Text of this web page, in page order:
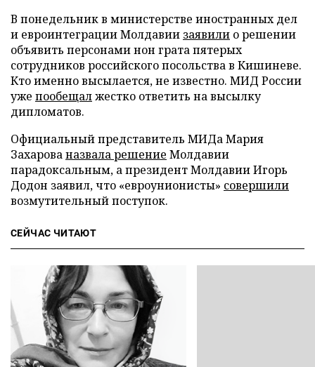
В понедельник в министерстве иностранных дел
и евроинтеграции Молдавии заявили о решении
объявить персонами нон грата пятерых
сотрудников российского посольства в Кишиневе.
Кто именно высылается, не известно. МИД России
уже пообещалжестко ответить на высылку
дипломатов.
Официальный представитель МИДа Мария
Захарованазвала решение Молдавии
парадоксальным, а президент Молдавии Игорь
Додон заявил, что «евроунионисты» совершили
возмутительный поступок.
СЕЙЧАС ЧИТАЮТ